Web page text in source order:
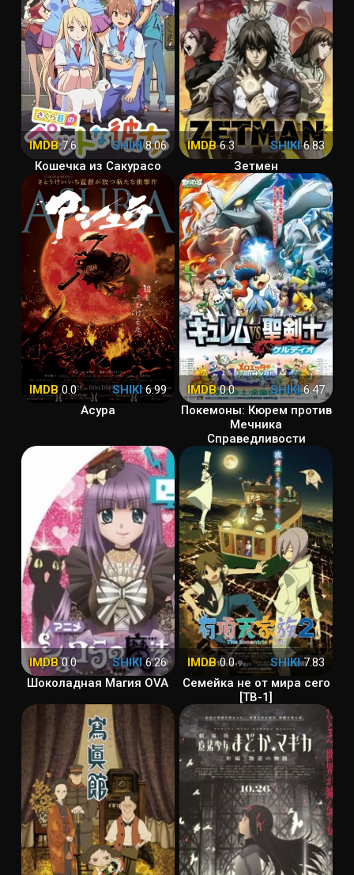
IMDB7.6 SHIKI8.06
Кошечка из Сакурасо
IMDB6.3 SHIKI6.83
Зетмен
IMDB0.0 SHIKI6.99
Асура
IMDB0.0 SHIKI6.47
Покемоны: Кюрем против
Мечника
Справедливости
IMDB0.0 SHIKI6.26
Шоколадная Магия OVA
IMDB0.0 SHIKI7.83
Семейка не от мира сего
[ТВ-1]